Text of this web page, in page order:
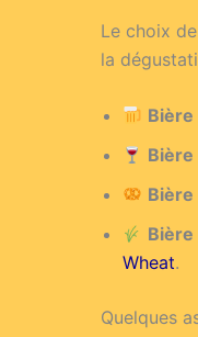
Le choix
la
Bière
Bière
Wheat.
Quelques